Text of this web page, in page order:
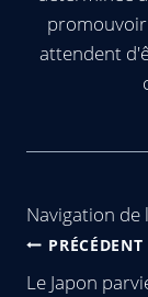
attendent
Navigation de
PRÉCÉDENT
Le Japon